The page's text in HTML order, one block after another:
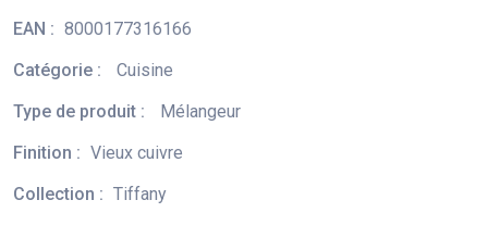
EAN : 8000177316166
Catégorie :
Cuisine
Type de produit :
Mélangeur
Finition : Vieux cuivre
Collection : Tiffany